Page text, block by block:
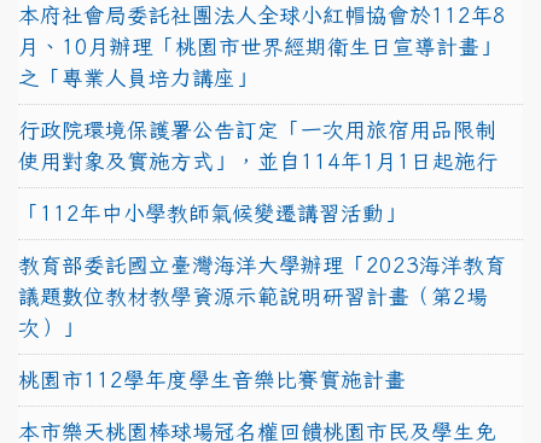
本府社會局委託社團法人全球小紅帽協會於112年8
月、10月辦理「桃園市世界經期衛生日宣導計畫」
之「專業人員培力講座」
行政院環境保護署公告訂定「一次用旅宿用品限制
使用對象及實施方式」，並自114年1月1日起施行
「112年中小學教師氣候變遷講習活動」
教育部委託國立臺灣海洋大學辦理「2023海洋教育
議題數位教材教學資源示範說明研習計畫（第2場
次）」
桃園市112學年度學生音樂比賽實施計畫
本市樂天桃園棒球場冠名權回饋桃園市民及學生免